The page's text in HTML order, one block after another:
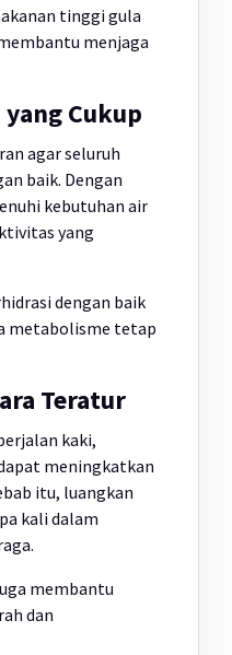
tinggi gula
menjaga
Cukup
agar seluruh
baik. Dengan
kebutuhan air
yang
dengan baik
metabolisme tetap
Teratur
kaki,
meningkatkan
itu, luangkan
kali dalam
membantu
dan